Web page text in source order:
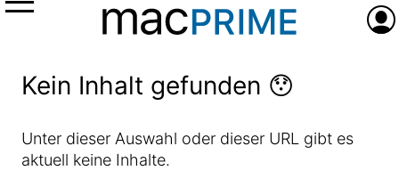
Menü
Kein Inhalt gefunden 😯
Unter dieser Auswahl oder dieser URL gibt es
aktuell keine Inhalte.